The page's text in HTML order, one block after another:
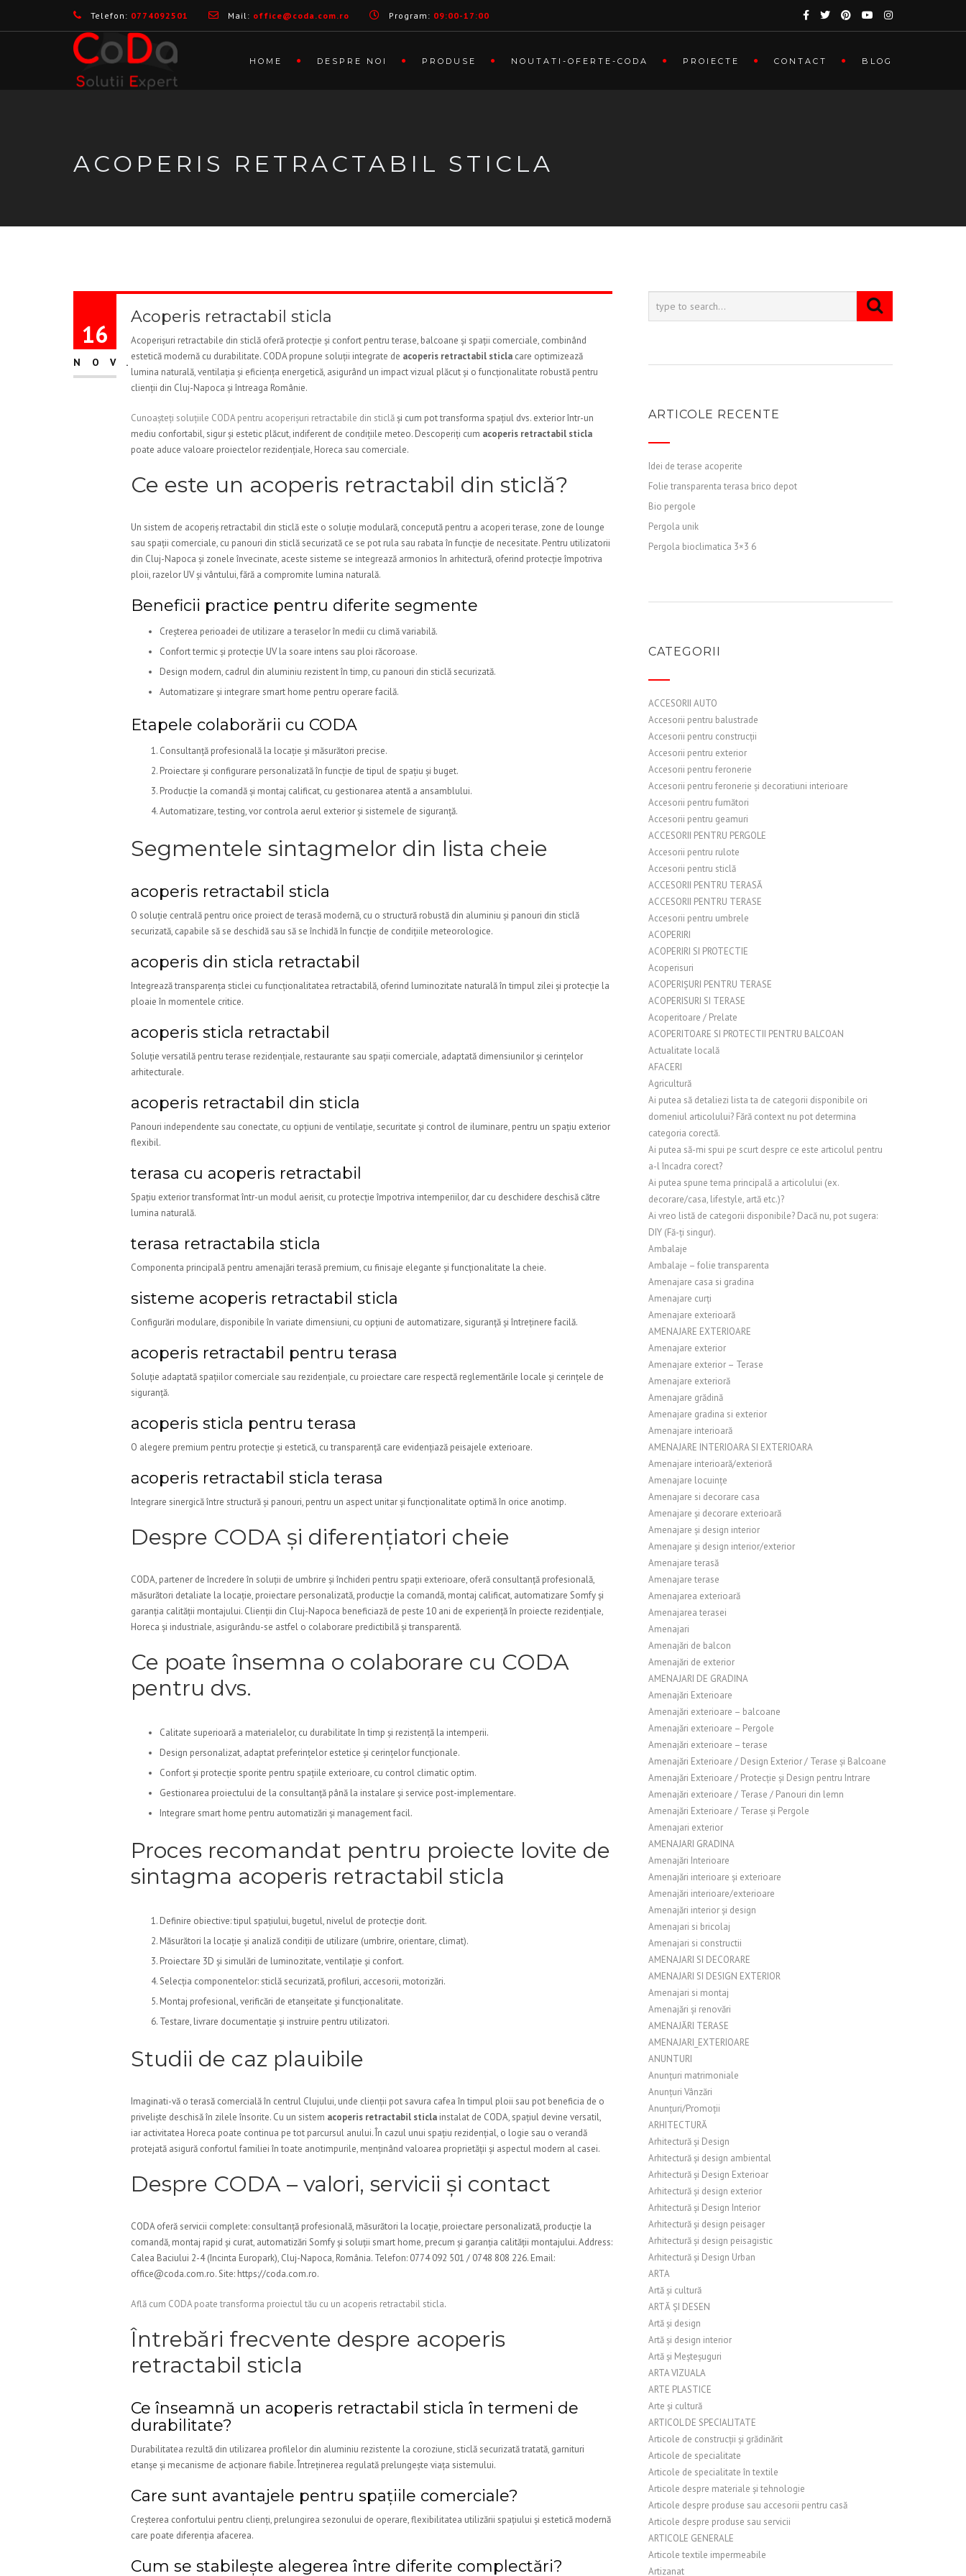
Telefon: 0774092501 Mail: office@coda.com.ro Program: 09:00-17:00
HOME DESPRE NOI PRODUSE NOUTATI-OFERTE-CODA PROIECTE CONTACT BLOG
ACOPERIS RETRACTABIL STICLA
16
NOV.
Acoperis retractabil sticla
Acoperișuri retractabile din sticlă oferă protecție și confort pentru terase, balcoane și spații comerciale, combinând
estetică modernă cu durabilitate. CODA propune soluții integrate de acoperis retractabil sticla care optimizează
lumina naturală, ventilația și eficiența energetică, asigurând un impact vizual plăcut și o funcționalitate robustă pentru
clienții din Cluj-Napoca și întreaga Românie.
Cunoașteți soluțiile CODA pentru acoperișuri retractabile din sticlăși cum pot transforma spațiul dvs. exterior într-un
mediu confortabil, sigur și estetic plăcut, indiferent de condițiile meteo. Descoperiți cum acoperis retractabil sticla
poate aduce valoare proiectelor rezidențiale, Horeca sau comerciale.
Ce este un acoperis retractabil din sticlă?
Un sistem de acoperiș retractabil din sticlă este o soluție modulară, concepută pentru a acoperi terase, zone de lounge
sau spații comerciale, cu panouri din sticlă securizată ce se pot rula sau rabata în funcție de necesitate. Pentru utilizatorii
din Cluj-Napoca și zonele învecinate, aceste sisteme se integrează armonios în arhitectură, oferind protecție împotriva
ploii, razelor UV și vântului, fără a compromite lumina naturală.
Beneficii practice pentru diferite segmente
Creșterea perioadei de utilizare a teraselor în medii cu climă variabilă.
Confort termic și protecție UV la soare intens sau ploi răcoroase.
Design modern, cadrul din aluminiu rezistent în timp, cu panouri din sticlă securizată.
Automatizare și integrare smart home pentru operare facilă.
Etapele colaborării cu CODA
Consultanță profesională la locație și măsurători precise.
Proiectare și configurare personalizată în funcție de tipul de spațiu și buget.
Producție la comandă și montaj calificat, cu gestionarea atentă a ansamblului.
Automatizare, testing, vor controla aerul exterior și sistemele de siguranță.
Segmentele sintagmelor din lista cheie
acoperis retractabil sticla
O soluție centrală pentru orice proiect de terasă modernă, cu o structură robustă din aluminiu și panouri din sticlă
securizată, capabile să se deschidă sau să se închidă în funcție de condițiile meteorologice.
acoperis din sticla retractabil
Integrează transparența sticlei cu funcționalitatea retractabilă, oferind luminozitate naturală în timpul zilei și protecție la
ploaie în momentele critice.
acoperis sticla retractabil
Soluție versatilă pentru terase rezidențiale, restaurante sau spații comerciale, adaptată dimensiunilor și cerințelor
arhitecturale.
acoperis retractabil din sticla
Panouri independente sau conectate, cu opțiuni de ventilație, securitate și control de iluminare, pentru un spațiu exterior
flexibil.
terasa cu acoperis retractabil
Spațiu exterior transformat într-un modul aerisit, cu protecție împotriva intemperiilor, dar cu deschidere deschisă către
lumina naturală.
terasa retractabila sticla
Componenta principală pentru amenajări terasă premium, cu finisaje elegante și funcționalitate la cheie.
sisteme acoperis retractabil sticla
Configurări modulare, disponibile în variate dimensiuni, cu opțiuni de automatizare, siguranță și întreținere facilă.
acoperis retractabil pentru terasa
Soluție adaptată spațiilor comerciale sau rezidențiale, cu proiectare care respectă reglementările locale și cerințele de
siguranță.
acoperis sticla pentru terasa
O alegere premium pentru protecție și estetică, cu transparență care evidențiază peisajele exterioare.
acoperis retractabil sticla terasa
Integrare sinergică între structură și panouri, pentru un aspect unitar și funcționalitate optimă în orice anotimp.
Despre CODA și diferențiatori cheie
CODA, partener de încredere în soluții de umbrire și închideri pentru spații exterioare, oferă consultanță profesională,
măsurători detaliate la locație, proiectare personalizată, producție la comandă, montaj calificat, automatizare Somfy și
garanția calității montajului. Clienții din Cluj-Napoca beneficiază de peste 10 ani de experiență în proiecte rezidențiale,
Horeca și industriale, asigurându-se astfel o colaborare predictibilă și transparentă.
Ce poate însemna o colaborare cu CODA
pentru dvs.
Calitate superioară a materialelor, cu durabilitate în timp și rezistență la intemperii.
Design personalizat, adaptat preferințelor estetice și cerințelor funcționale.
Confort și protecție sporite pentru spațiile exterioare, cu control climatic optim.
Gestionarea proiectului de la consultanță până la instalare și service post-implementare.
Integrare smart home pentru automatizări și management facil.
Proces recomandat pentru proiecte lovite de
sintagma acoperis retractabil sticla
Definire obiective: tipul spațiului, bugetul, nivelul de protecție dorit.
Măsurători la locație și analiză condiții de utilizare (umbrire, orientare, climat).
Proiectare 3D și simulări de luminozitate, ventilație și confort.
Selecția componentelor: sticlă securizată, profiluri, accesorii, motorizări.
Montaj profesional, verificări de etanșeitate și funcționalitate.
Testare, livrare documentație și instruire pentru utilizatori.
Studii de caz plauibile
Imaginati-vă o terasă comercială în centrul Clujului, unde clienții pot savura cafea în timpul ploii sau pot beneficia de o
priveliște deschisă în zilele însorite. Cu un sistem acoperis retractabil sticla instalat de CODA, spațiul devine versatil,
iar activitatea Horeca poate continua pe tot parcursul anului. În cazul unui spațiu rezidențial, o logie sau o verandă
protejată asigură confortul familiei în toate anotimpurile, menținând valoarea proprietății și aspectul modern al casei.
Despre CODA – valori, servicii și contact
CODA oferă servicii complete: consultanță profesională, măsurători la locație, proiectare personalizată, producție la
comandă, montaj rapid și curat, automatizări Somfy și soluții smart home, precum și garanția calității montajului. Address:
Calea Baciului 2-4 (Incinta Europark), Cluj-Napoca, România. Telefon: 0774 092 501 / 0748 808 226. Email:
office@coda.com.ro. Site: https://coda.com.ro.
Află cum CODA poate transforma proiectul tău cu un acoperis retractabil sticla.
Întrebări frecvente despre acoperis
retractabil sticla
Ce înseamnă un acoperis retractabil sticla în termeni de
durabilitate?
Durabilitatea rezultă din utilizarea profilelor din aluminiu rezistente la coroziune, sticlă securizată tratată, garnituri
etanșe și mecanisme de acționare fiabile. Întreținerea regulată prelungește viața sistemului.
Care sunt avantajele pentru spațiile comerciale?
Creșterea confortului pentru clienți, prelungirea sezonului de operare, flexibilitatea utilizării spațiului și estetică modernă
care poate diferenția afacerea.
Cum se stabilește alegerea între diferite complectări?
ARTICOLE RECENTE
Idei de terase acoperite
Folie transparenta terasa brico depot
Bio pergole
Pergola unik
Pergola bioclimatica 3×3 6
CATEGORII
ACCESORII AUTO
Accesorii pentru balustrade
Accesorii pentru construcții
Accesorii pentru exterior
Accesorii pentru feronerie
Accesorii pentru feronerie și decoratiuni interioare
Accesorii pentru fumători
Accesorii pentru geamuri
ACCESORII PENTRU PERGOLE
Accesorii pentru rulote
Accesorii pentru sticlă
ACCESORII PENTRU TERASĂ
ACCESORII PENTRU TERASE
Accesorii pentru umbrele
ACOPERIRI
ACOPERIRI SI PROTECTIE
Acoperisuri
ACOPERIȘURI PENTRU TERASE
ACOPERISURI SI TERASE
Acoperitoare / Prelate
ACOPERITOARE SI PROTECTII PENTRU BALCOAN
Actualitate locală
AFACERI
Agricultură
Ai putea să detaliezi lista ta de categorii disponibile ori
domeniul articolului? Fără context nu pot determina
categoria corectă.
Ai putea să-mi spui pe scurt despre ce este articolul pentru
a-l încadra corect?
Ai putea spune tema principală a articolului (ex.
decorare/casa, lifestyle, artă etc.)?
Ai vreo listă de categorii disponibile? Dacă nu, pot sugera:
DIY (Fă-ți singur).
Ambalaje
Ambalaje – folie transparenta
Amenajare casa si gradina
Amenajare curți
Amenajare exterioară
AMENAJARE EXTERIOARE
Amenajare exterior
Amenajare exterior – Terase
Amenajare exterioră
Amenajare grădină
Amenajare gradina si exterior
Amenajare interioară
AMENAJARE INTERIOARA SI EXTERIOARA
Amenajare interioară/exterioră
Amenajare locuințe
Amenajare si decorare casa
Amenajare și decorare exterioară
Amenajare și design interior
Amenajare și design interior/exterior
Amenajare terasă
Amenajare terase
Amenajarea exterioară
Amenajarea terasei
Amenajari
Amenajări de balcon
Amenajări de exterior
AMENAJARI DE GRADINA
Amenajări Exterioare
Amenajări exterioare – balcoane
Amenajări exterioare – Pergole
Amenajări exterioare – terase
Amenajări Exterioare / Design Exterior / Terase și Balcoane
Amenajări Exterioare / Protecție și Design pentru Intrare
Amenajări exterioare / Terase / Panouri din lemn
Amenajări Exterioare / Terase și Pergole
Amenajari exterior
AMENAJARI GRADINA
Amenajări Interioare
Amenajări interioare și exterioare
Amenajări interioare/exterioare
Amenajări interior și design
Amenajari si bricolaj
Amenajari si constructii
AMENAJARI SI DECORARE
AMENAJARI SI DESIGN EXTERIOR
Amenajari si montaj
Amenajări și renovări
AMENAJĂRI TERASE
AMENAJARI_EXTERIOARE
ANUNTURI
Anunțuri matrimoniale
Anunțuri Vânzări
Anunțuri/Promoții
ARHITECTURĂ
Arhitectură și Design
Arhitectură și design ambiental
Arhitectură și Design Exterioar
Arhitectură și design exterior
Arhitectură și Design Interior
Arhitectură și design peisager
Arhitectură și design peisagistic
Arhitectură și Design Urban
ARTA
Artă și cultură
ARTĂ ȘI DESEN
Artă și design
Artă și design interior
Artă și Meșteșuguri
ARTA VIZUALA
ARTE PLASTICE
Arte și cultură
ARTICOL DE SPECIALITATE
Articole de construcții și grădinărit
Articole de specialitate
Articole de specialitate în textile
Articole despre materiale și tehnologie
Articole despre produse sau accesorii pentru casă
Articole despre produse sau servicii
ARTICOLE GENERALE
Articole textile impermeabile
Artizanat